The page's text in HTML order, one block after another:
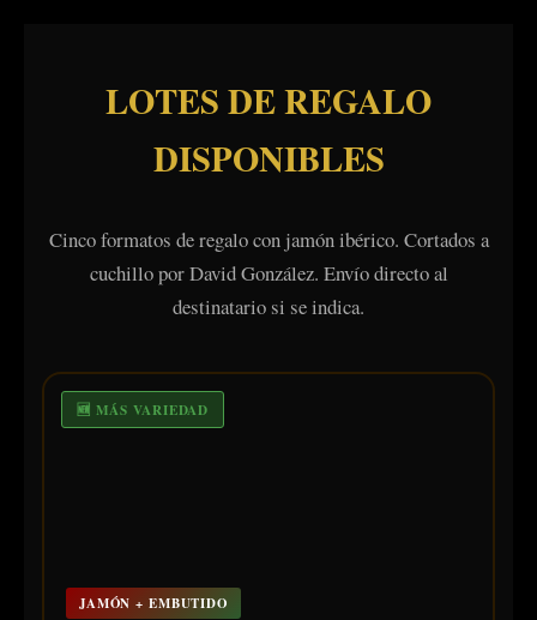
LOTES DE REGALO
DISPONIBLES
Cinco formatos de regalo con jamón ibérico. Cortados a
cuchillo por David González. Envío directo al
destinatario si se indica.
🆕 MÁS VARIEDAD
JAMÓN + EMBUTIDO